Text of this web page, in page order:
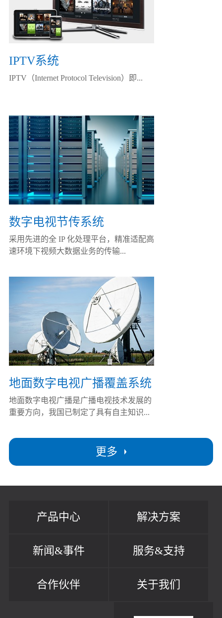
更多
IPTV系统
IPTV（Internet Protocol Television）即...
数字电视节传系统
采用先进的全 IP 化处理平台，精准适配高
速环境下视频大数据业务的传输...
地面数字电视广播覆盖系统
地面数字电视广播是广播电视技术发展的
重要方向，我国已制定了具有自主知识...
产品中心 解决方案
新闻&事件 服务&支持
合作伙伴 关于我们